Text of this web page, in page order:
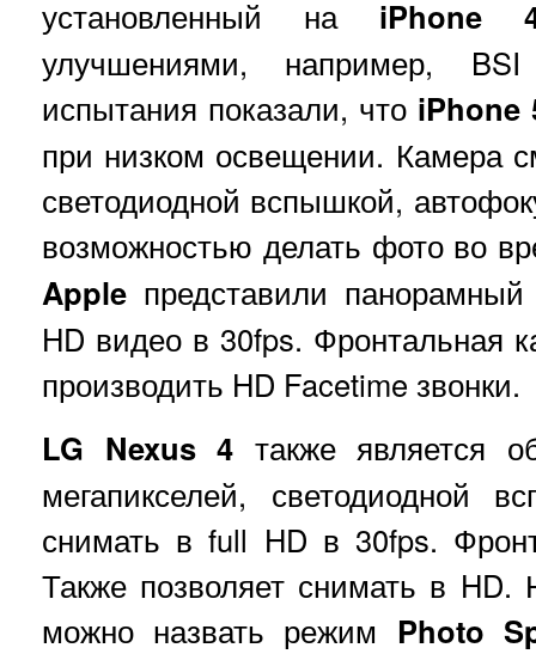
установленный на iPhone
улучшениями, например, BSI
испытания показали, что iPhone
при низком освещении. Камера
светодиодной вспышкой,
возможностью делать фото во
Apple представили
HD видео в 30fps. Фронтальная
производить HD Facetime звонки.
LG Nexus 4 также является
мегапикселей, светодиодной
снимать в full HD в 30fps.
Также позволяет снимать в
можно назвать режим Photo